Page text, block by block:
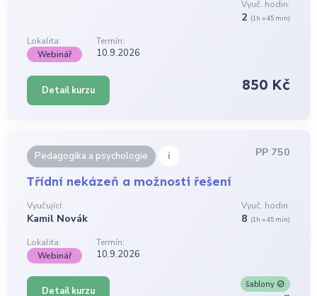
Vyuč. hodin:
2 (1h = 45 min)
Lokalita:
Termín:
Webinář
10.9.2026
Detail kurzu 850 Kč
Pedagogika a psychologie i PP 750
Třídní nekázeň a možnosti řešení
Vyučující:
Kamil Novák
Vyuč. hodin:
8 (1h = 45 min)
Lokalita:
Termín:
Webinář
10.9.2026
Detail kurzu
šablony